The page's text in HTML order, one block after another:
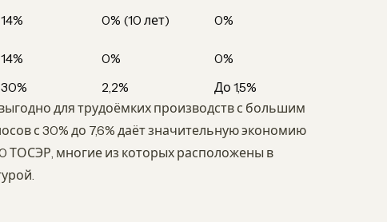
14% 0% (10 лет)
0%
14% 0%
0%
30% 2,2%
До 1,5%
для трудоёмких производств с большим
с 30% до 7,6% даёт значительную экономию
ТОСЭР, многие из которых расположены в